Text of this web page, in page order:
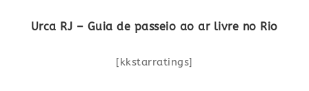
Urca RJ – Guia de passeio ao ar livre no Rio
[kkstarratings]